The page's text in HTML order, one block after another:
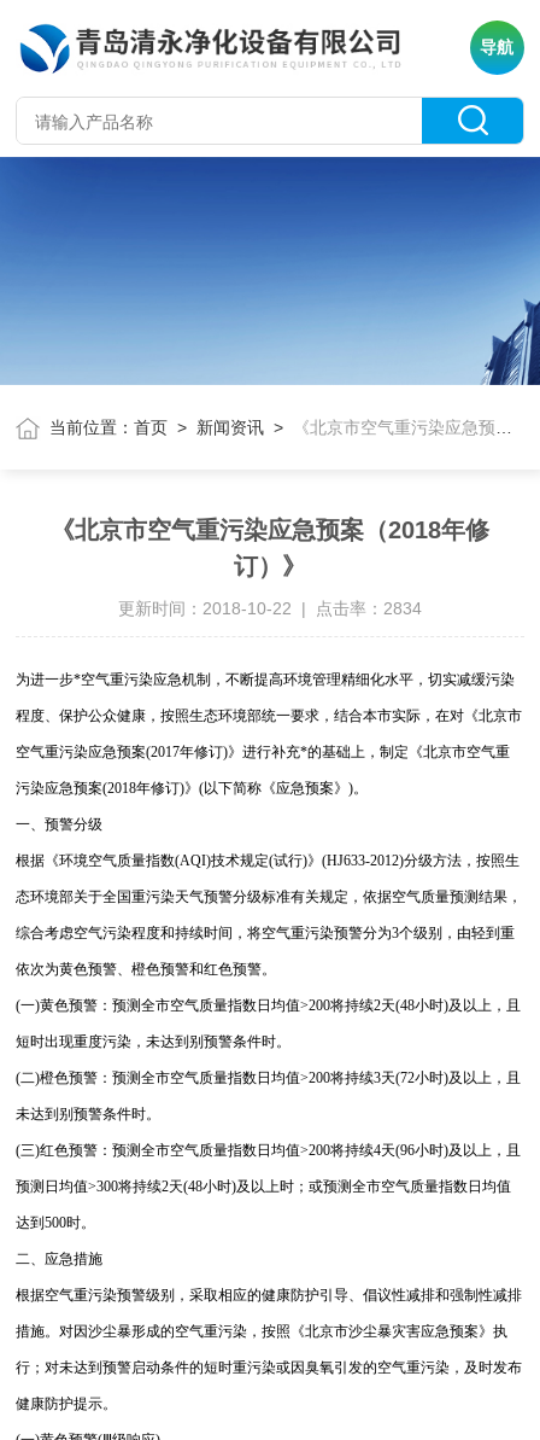
导航
当前位置：首页 > 新闻资讯 > 《北京市空气重污染应急预案（2018年修订）》
《北京市空气重污染应急预案（2018年修
订）》
更新时间：2018-10-22 | 点击率：2834
为进一步*空气重污染应急机制，不断提高环境管理精细化水平，切实减缓污染
程度、保护公众健康，按照生态环境部统一要求，结合本市实际，在对《北京市
空气重污染应急预案(2017年修订)》进行补充*的基础上，制定《北京市空气重
污染应急预案(2018年修订)》(以下简称《应急预案》)。
一、预警分级
根据《环境空气质量指数(AQI)技术规定(试行)》(HJ633-2012)分级方法，按照生
态环境部关于全国重污染天气预警分级标准有关规定，依据空气质量预测结果，
综合考虑空气污染程度和持续时间，将空气重污染预警分为3个级别，由轻到重
依次为黄色预警、橙色预警和红色预警。
(一)黄色预警：预测全市空气质量指数日均值>200将持续2天(48小时)及以上，且
短时出现重度污染，未达到别预警条件时。
(二)橙色预警：预测全市空气质量指数日均值>200将持续3天(72小时)及以上，且
未达到别预警条件时。
(三)红色预警：预测全市空气质量指数日均值>200将持续4天(96小时)及以上，且
预测日均值>300将持续2天(48小时)及以上时；或预测全市空气质量指数日均值
达到500时。
二、应急措施
根据空气重污染预警级别，采取相应的健康防护引导、倡议性减排和强制性减排
措施。对因沙尘暴形成的空气重污染，按照《北京市沙尘暴灾害应急预案》执
行；对未达到预警启动条件的短时重污染或因臭氧引发的空气重污染，及时发布
健康防护提示。